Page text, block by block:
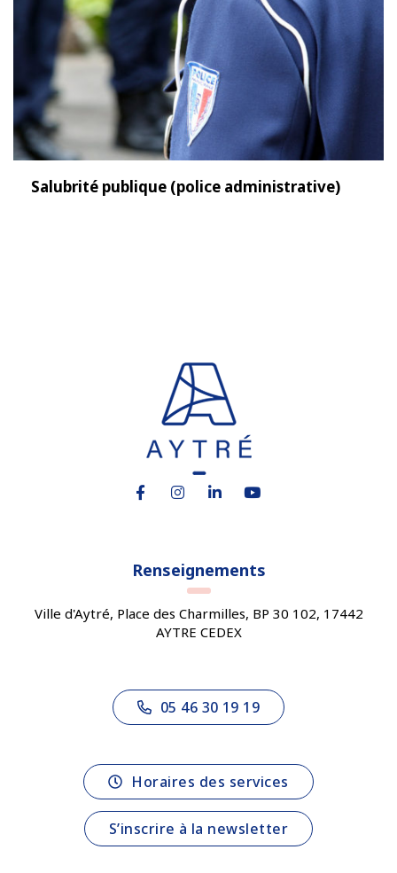
Salubrité publique (police administrative)
Lien vers le compte Facebook
Lien vers le compte Instagram
Lien vers le compte Linkedin
Lien vers la chaîne
Renseignements
Ville d'Aytré, Place des Charmilles, BP 30 102, 17442
AYTRE CEDEX
05 46 30 19 19
Horaires des services
S’inscrire à la newsletter